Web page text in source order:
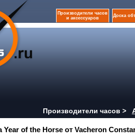
Производители часов
и аксессуаров
Доска
Производители часов >
of the Horse от Vacheron